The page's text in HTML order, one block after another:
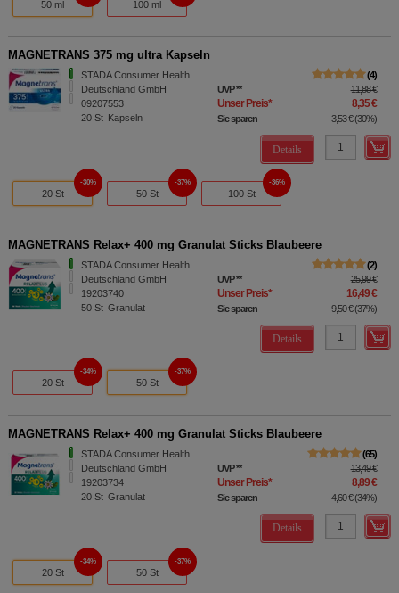
50 ml 100 ml
MAGNETRANS 375 mg ultra Kapseln
STADA Consumer Health
Deutschland GmbH
09207553
20 St Kapseln
4
UVP** 11,88 €
Unser Preis* 8,35 €
Sie sparen 3,53 €(30%)
Details
20 St
30%
50 St
37%
100 St
36%
MAGNETRANS Relax+ 400 mg Granulat Sticks Blaubeere
STADA Consumer Health
Deutschland GmbH
19203740
50 St Granulat
2
UVP** 25,99 €
Unser Preis* 16,49 €
Sie sparen 9,50 €(37%)
Details
20 St
34%
50 St
37%
MAGNETRANS Relax+ 400 mg Granulat Sticks Blaubeere
STADA Consumer Health
Deutschland GmbH
19203734
20 St Granulat
65
UVP** 13,49 €
Unser Preis* 8,89 €
Sie sparen 4,60 €(34%)
Details
20 St
34%
50 St
37%